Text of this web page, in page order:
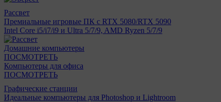
Рассвет
Премиальные игровые ПК с RTX 5080/RTX 5090
Intel Core i5/i7/i9 и Ultra 5/7/9, AMD Ryzen 5/7/9
Домашние компьютеры
ПОСМОТРЕТЬ
Компьютеры для офиса
ПОСМОТРЕТЬ
Графические станции
Идеальные компьютеры для Photoshop и Lightroom